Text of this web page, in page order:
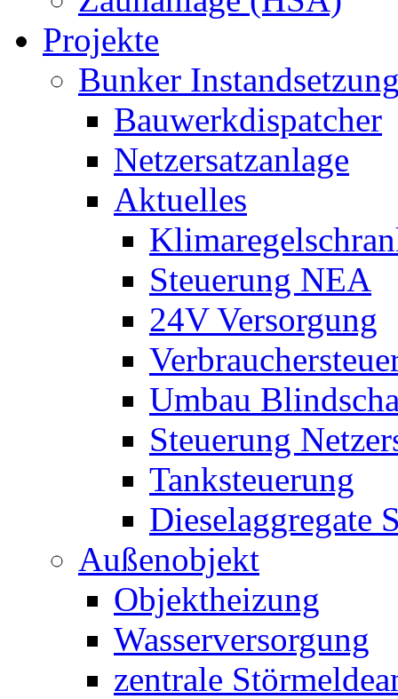
Projekte
Bunker
Bauwerkdispatcher
Netzersatzanlage
Aktuelles
Steuerung NEA
24V Versorgung
Umbau
Steuerung
Tanksteuerung
Dieselaggregate
Außenobjekt
Objektheizung
Wasserversorgung
zentrale